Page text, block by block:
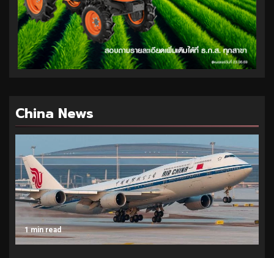
China News
1 min read